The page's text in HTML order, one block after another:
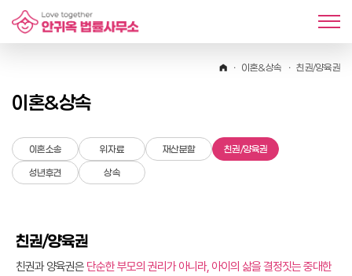
이혼&상속
이혼&상속 친권/양육권
이혼소송 위자료 재산분할 친권/양육권
성년후견 상속
친권/양육권
친권과 양육권은 단순한 부모의 권리가 아니라, 아이의 삶을 결정짓는 중대한